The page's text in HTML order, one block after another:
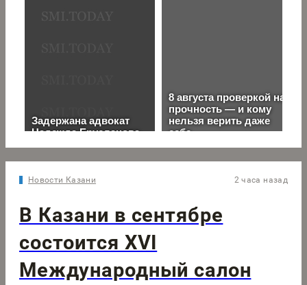
Новости Казани 2 часа назад
В Казани в сентябре
состоится XVI
Международный салон